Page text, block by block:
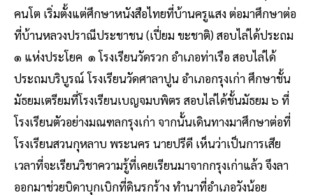
คนโต เริ่มตั้งแต่ศึกษาหนังสือไทยที่บ้านครูแสง ต่อมาศึกษาต่อ
ที่บ้านหลวงปราณีประชาชน (เปี่ยม ขะชาติ) สอบไล่ได้ประถม
๑ แห่งประโยค ๑ โรงเรียนวัดรวก อำเภอท่าเรือ สอบไล่ได้
ประถมบริบูรณ์ โรงเรียนวัดศาลาปูน อำเภอกรุงเก่า ศึกษาชั้น
มัธยมเตรียมที่โรงเรียนเบญจมบพิตร สอบไล่ได้ชั้นมัธยม ๖ ที่
โรงเรียนตัวอย่างมณฑลกรุงเก่า จากนั้นเดินทางมาศึกษาต่อที่
โรงเรียนสวนกุหลาบ พระนคร นายปรีดี เห็นว่าเป็นการเสีย
เวลาที่จะเรียนวิชาความรู้ที่เคยเรียนมาจากกรุงเก่าแล้ว จึงลา
ออกมาช่วยบิดาบุกเบิกที่ดินรกร้าง ทำนาที่อำเภอวังน้อย